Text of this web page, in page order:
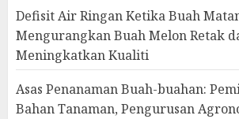
Defisit Air Ringan Ketika Buah
Mengurangkan Buah Melon Retak
Meningkatkan Kualiti
Asas Penanaman Buah-buahan:
Bahan Tanaman, Pengurusan